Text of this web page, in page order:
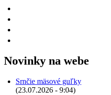
Novinky na webe
Srnčie mäsové guľky
(23.07.2026 - 9:04)